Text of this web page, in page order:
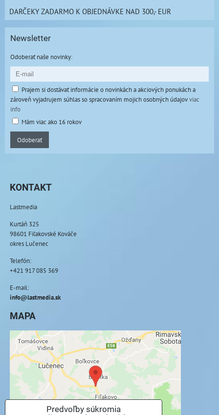
DARČEKY ZADARMO K OBJEDNÁVKE NAD 300,- EUR
Newsletter
Odoberať naše novinky:
Prajem si dostávať informácie o novinkách a akciových ponukách a
zároveň vyjadrujem súhlas so spracovaním mojich osobných údajovviac
info
Mám viac ako 16 rokov
Odoberať
KONTAKT
Lastmedia
Kurtáň 325
98601 Fiľakovské Kováče
okres Lučenec
Telefón:
+421 917 085 369
E-mail:
info@lastmedia.sk
MAPA
Externý obsah je blokovaný Voľbami
súkromia
Prajete si načítať externý obsah?
Povoliť tentokrát
Predvoľby súkromia